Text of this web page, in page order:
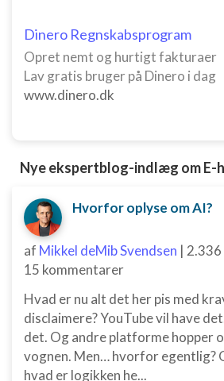
Dinero Regnskabsprogram
Opret nemt og hurtigt fakturaer
Lav gratis bruger på Dinero i dag
www.dinero.dk
Nye ekspertblog-indlæg om E-
Hvorfor oplyse om AI?
af Mikkel deMib Svendsen |
15 kommentarer
Hvad er nu alt det her pis med
disclaimere? YouTube vil have
det. Og andre platforme hopper
vognen. Men… hvorfor egentlig?
hvad er logikken he...